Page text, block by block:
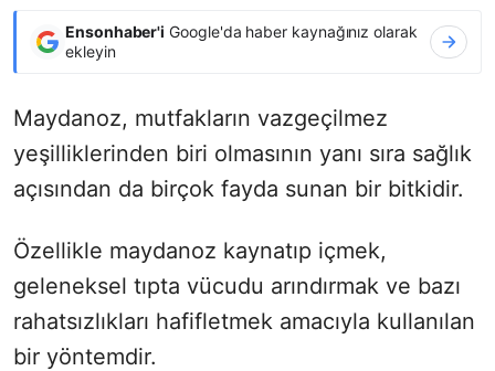
Ensonhaber'i Google'da haber kaynağınız olarak
ekleyin
Maydanoz, mutfakların vazgeçilmez
yeşilliklerinden biri olmasının yanı sıra sağlık
açısından da birçok fayda sunan bir bitkidir.
Özellikle maydanoz kaynatıp içmek,
geleneksel tıpta vücudu arındırmak ve bazı
rahatsızlıkları hafifletmek amacıyla kullanılan
bir yöntemdir.